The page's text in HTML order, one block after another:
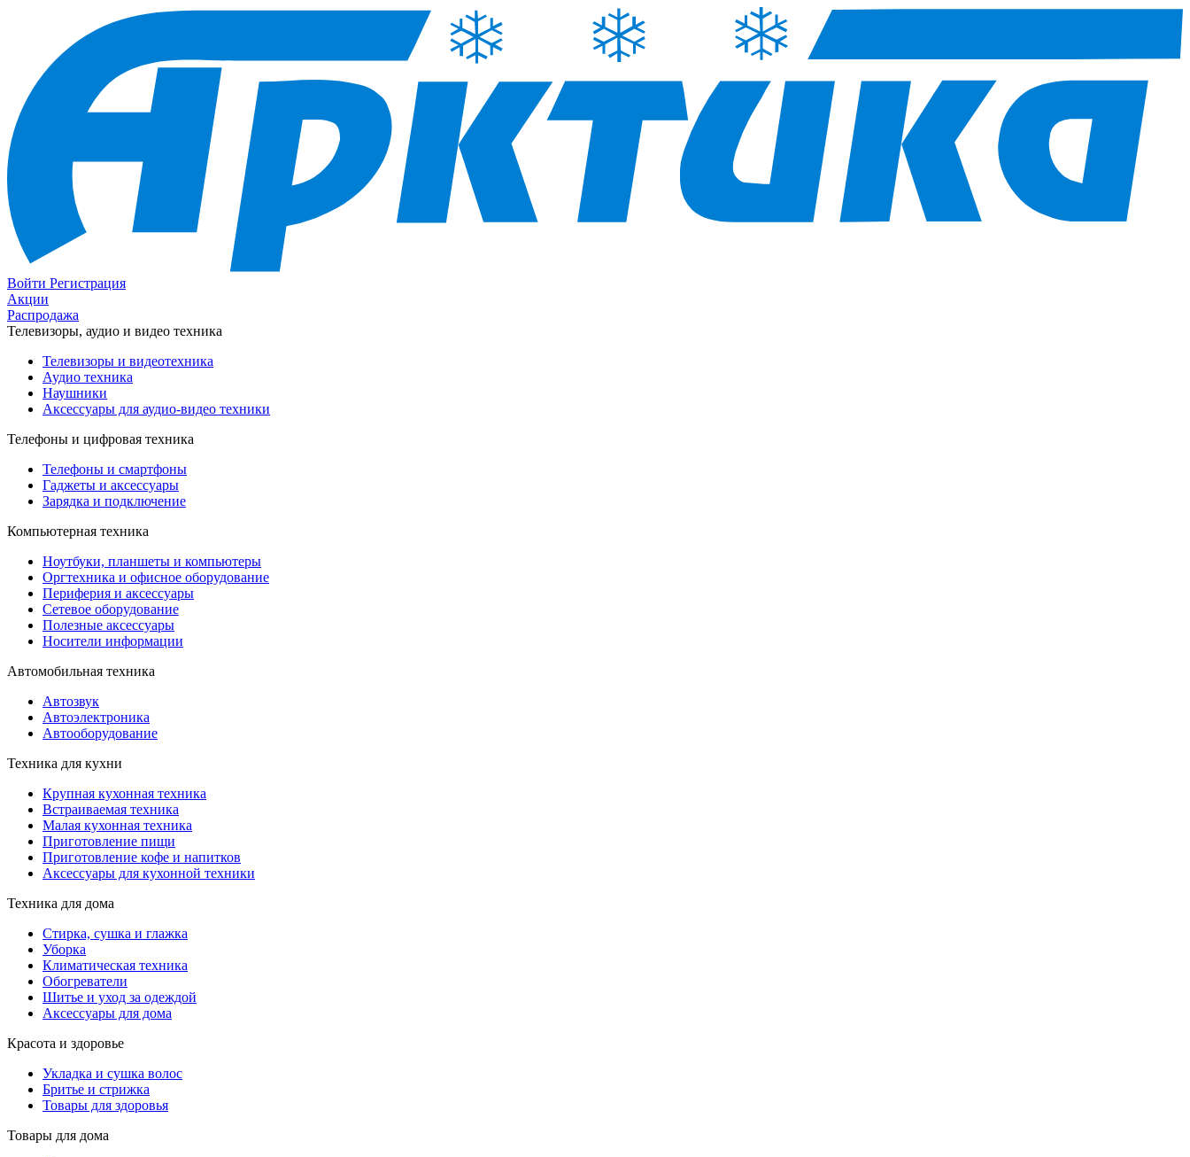
Войти Регистрация
Акции
Распродажа
Телевизоры, аудио и видео техника
Телевизоры и видеотехника
Аудио техника
Наушники
Аксессуары для аудио-видео техники
Телефоны и цифровая техника
Телефоны и смартфоны
Гаджеты и аксессуары
Зарядка и подключение
Компьютерная техника
Ноутбуки, планшеты и компьютеры
Оргтехника и офисное оборудование
Периферия и аксессуары
Cетевое оборудование
Полезные аксессуары
Носители информации
Автомобильная техника
Автозвук
Автоэлектроника
Автооборудование
Техника для кухни
Крупная кухонная техника
Встраиваемая техника
Малая кухонная техника
Приготовление пищи
Приготовление кофе и напитков
Аксессуары для кухонной техники
Техника для дома
Стирка, сушка и глажка
Уборка
Климатическая техника
Обогреватели
Шитье и уход за одеждой
Аксессуары для дома
Красота и здоровье
Укладка и сушка волос
Бритье и стрижка
Товары для здоровья
Товары для дома